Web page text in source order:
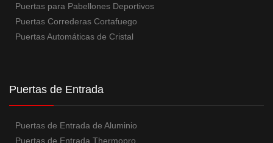
Puertas para Pabellones Deportivos
Puertas Correderas Cortafuego
Puertas Automáticas de Cristal
Puertas de Entrada
Puertas de Entrada de Aluminio
Puertas de Entrada Thermopro